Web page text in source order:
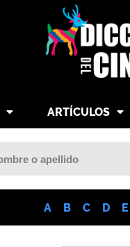
ARTÍCULOS
A B C D E